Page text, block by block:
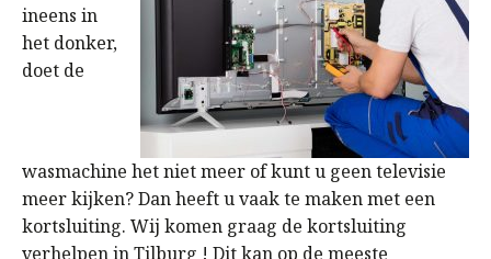
ineens in
het donker,
doet de
wasmachine het niet meer of kunt u geen televisie
meer kijken? Dan heeft u vaak te maken met een
kortsluiting. Wij komen graag de kortsluiting
verhelpen in Tilburg ! Dit kan op de meeste